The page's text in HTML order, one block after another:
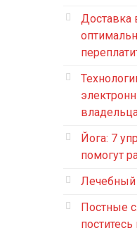
Доставка
Йога: 7
помогут
Постные